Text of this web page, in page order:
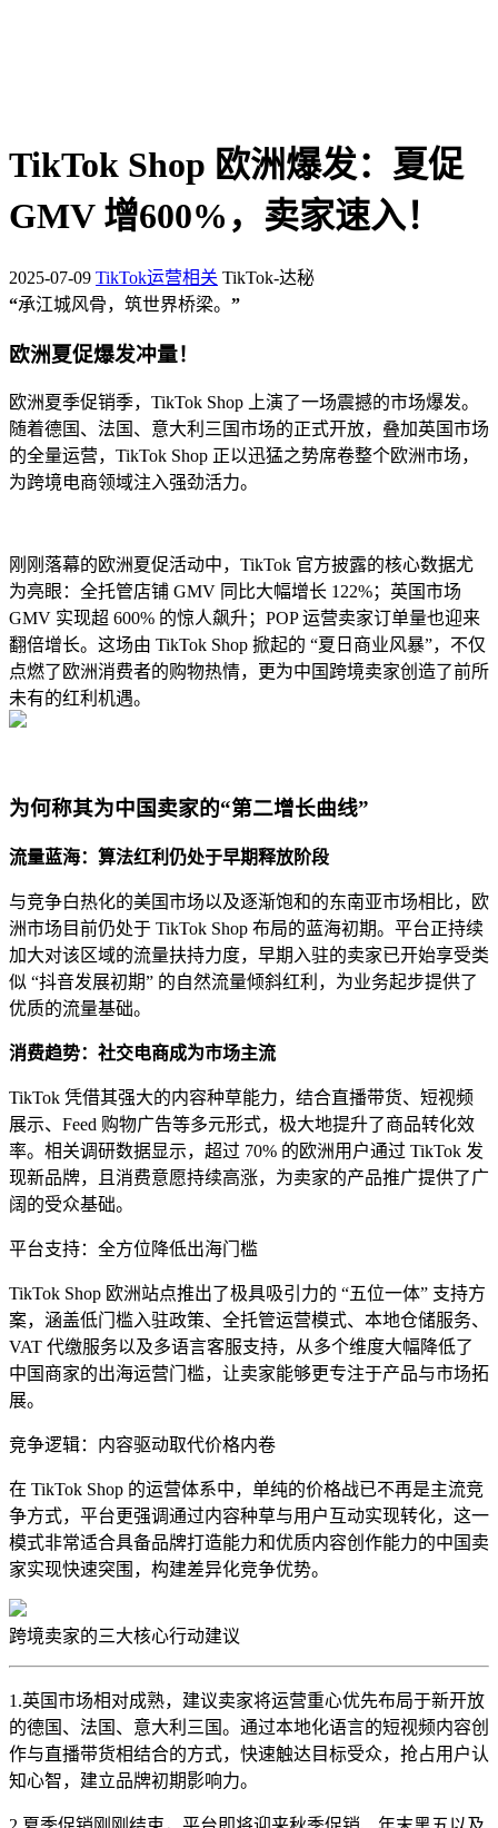
TikTok Shop 欧洲爆发：夏促
GMV 增600%，卖家速入！
2025-07-09 TikTok运营相关 TikTok-达秘
“承江城风骨，筑世界桥梁。 ”
欧洲夏促爆发冲量！
欧洲夏季促销季，TikTok Shop 上演了一场震撼的市场爆发。
随着德国、法国、意大利三国市场的正式开放，叠加英国市场
的全量运营，TikTok Shop 正以迅猛之势席卷整个欧洲市场，
为跨境电商领域注入强劲活力。
刚刚落幕的欧洲夏促活动中，TikTok 官方披露的核心数据尤
为亮眼：全托管店铺 GMV 同比大幅增长 122%；英国市场
GMV 实现超 600% 的惊人飙升；POP 运营卖家订单量也迎来
翻倍增长。这场由 TikTok Shop 掀起的 “夏日商业风暴”，不仅
点燃了欧洲消费者的购物热情，更为中国跨境卖家创造了前所
未有的红利机遇。
为何称其为中国卖家的“第二增长曲线”
流量蓝海：算法红利仍处于早期释放阶段
与竞争白热化的美国市场以及逐渐饱和的东南亚市场相比，欧
洲市场目前仍处于 TikTok Shop 布局的蓝海初期。平台正持续
加大对该区域的流量扶持力度，早期入驻的卖家已开始享受类
似 “抖音发展初期” 的自然流量倾斜红利，为业务起步提供了
优质的流量基础。
消费趋势：社交电商成为市场主流
TikTok 凭借其强大的内容种草能力，结合直播带货、短视频
展示、Feed 购物广告等多元形式，极大地提升了商品转化效
率。相关调研数据显示，超过 70% 的欧洲用户通过 TikTok 发
现新品牌，且消费意愿持续高涨，为卖家的产品推广提供了广
阔的受众基础。
平台支持：全方位降低出海门槛
TikTok Shop 欧洲站点推出了极具吸引力的 “五位一体” 支持方
案，涵盖低门槛入驻政策、全托管运营模式、本地仓储服务、
VAT 代缴服务以及多语言客服支持，从多个维度大幅降低了
中国商家的出海运营门槛，让卖家能够更专注于产品与市场拓
展。
竞争逻辑：内容驱动取代价格内卷
在 TikTok Shop 的运营体系中，单纯的价格战已不再是主流竞
争方式，平台更强调通过内容种草与用户互动实现转化，这一
模式非常适合具备品牌打造能力和优质内容创作能力的中国卖
家实现快速突围，构建差异化竞争优势。
跨境卖家的三大核心行动建议
1.英国市场相对成熟，建议卖家将运营重心优先布局于新开放
的德国、法国、意大利三国。通过本地化语言的短视频内容创
作与直播带货相结合的方式，快速触达目标受众，抢占用户认
知心智，建立品牌初期影响力。